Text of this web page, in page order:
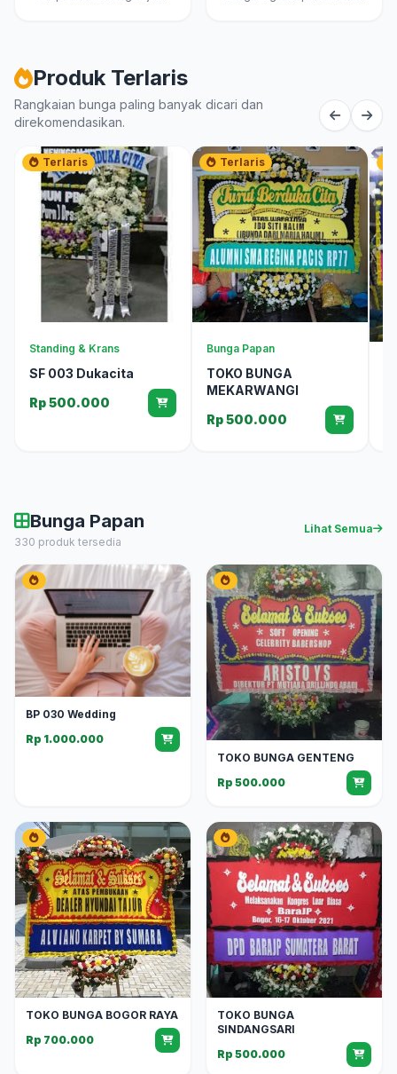
Produk Terlaris
Rangkaian bunga paling banyak dicari dan
direkomendasikan.
Terlaris
Standing & Krans
SF 003 Dukacita
Rp 500.000
Terlaris
Bunga Papan
TOKO BUNGA
MEKARWANGI
Rp 500.000
Bunga Papan
330 produk tersedia
Lihat Semua
BP 030 Wedding
Rp 1.000.000
TOKO BUNGA GENTENG
Rp 500.000
TOKO BUNGA BOGOR RAYA
Rp 700.000
TOKO BUNGA
SINDANGSARI
Rp 500.000